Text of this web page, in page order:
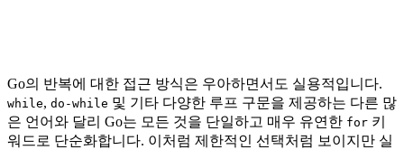
Go의 반복에 대한 접근 방식은 우아하면서도 실용적입니다.
while, do-while 및 기타 다양한 루프 구문을 제공하는 다른 많
은 언어와 달리 Go는 모든 것을 단일하고 매우 유연한 for 키
워드로 단순화합니다. 이처럼 제한적인 선택처럼 보이지만 실